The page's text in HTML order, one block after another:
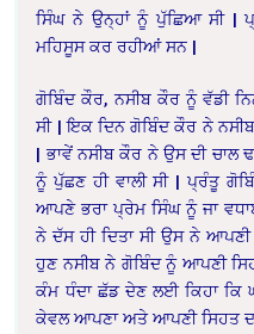
ਸਿੰਘ ਨੇ ਉਨ੍ਹਾਂ ਨੂੰ ਪੁੱਛਿਆ ਸੀ |
ਮਹਿਸੂਸ ਕਰ ਰਹੀਆਂ ਸਨ |
ਗੋਬਿੰਦ ਕੌਰ, ਨਸੀਬ ਕੌਰ ਨੂੰ ਵੱਡੀ
ਸੀ | ਇਕ ਦਿਨ ਗੋਬਿੰਦ ਕੌਰ ਨੇ
| ਭਾਵੇਂ ਨਸੀਬ ਕੌਰ ਨੇ ਉਸ ਦੀ ਚਾਲ
ਨੂੰ ਪੁੱਛਣ ਹੀ ਵਾਲੀ ਸੀ | ਪ੍ਰੰਤੂ
ਆਪਣੇ ਭਰਾ ਪ੍ਰੇਮ ਸਿੰਘ ਨੂੰ ਜਾ
ਨੇ ਦੱਸ ਹੀ ਦਿਤਾ ਸੀ ਉਸ ਨੇ
ਹੁਣ ਨਸੀਬ ਨੇ ਗੋਬਿੰਦ ਨੂੰ ਆਪਣੀ
ਕੰਮ ਧੰਦਾ ਛੱਡ ਦੇਣ ਲਈ ਕਿਹਾ ਕਿ
ਕੇਵਲ ਆਪਣਾ ਅਤੇ ਆਪਣੀ ਸਿਹਤ